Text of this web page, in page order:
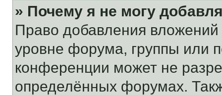
» Почему я не могу
Право добавления
уровне форума, группы или
конференции может не
определённых форумах.